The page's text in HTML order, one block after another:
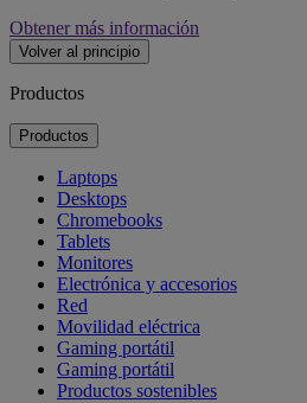
Obtener más información
Volver al principio
Productos
Productos
Laptops
Desktops
Chromebooks
Tablets
Monitores
Electrónica y accesorios
Red
Movilidad eléctrica
Gaming portátil
Gaming portátil
Productos sostenibles